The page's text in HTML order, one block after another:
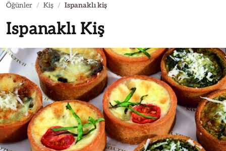
Öğünler Kiş Ispanaklı kiş
Ispanaklı Kiş